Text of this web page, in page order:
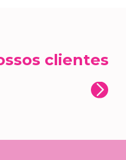
clientes